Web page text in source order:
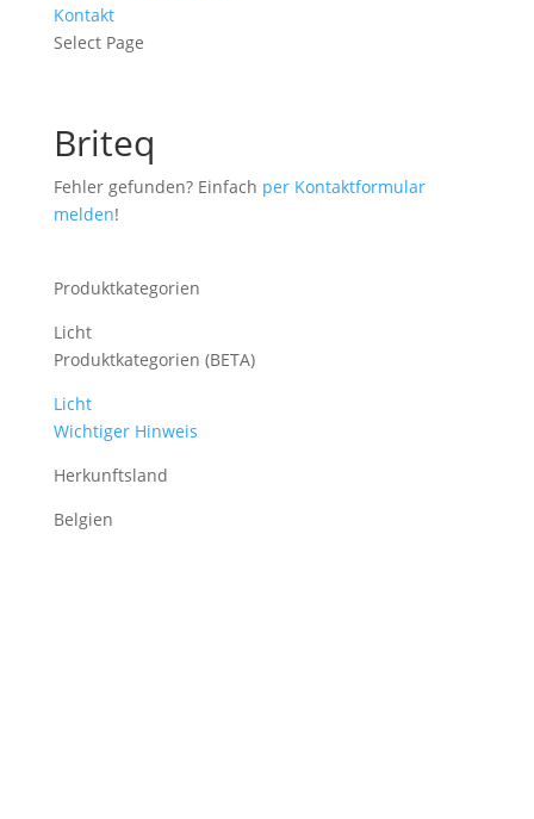
Kontakt
Select Page
Briteq
Fehler gefunden? Einfach per Kontaktformular
melden!
Produktkategorien
Licht
Produktkategorien (BETA)
Licht
Wichtiger Hinweis
Herkunftsland
Belgien